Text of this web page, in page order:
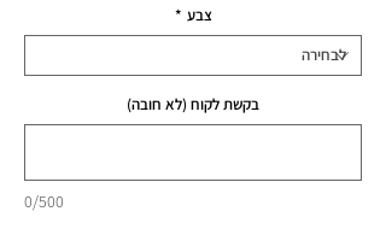
צבע *
בקשת לקוח (לא חובה)
0/500